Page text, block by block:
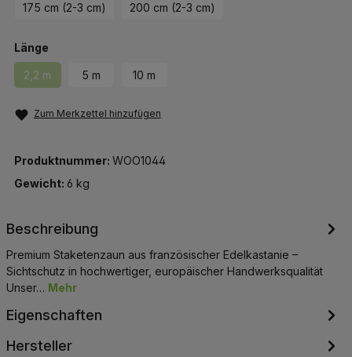
175 cm (2-3 cm) 200 cm (2-3 cm)
Längeauswählen
2,2 m(Diese Option ist zurzeit nicht verfügbar.)
5 m 10 m
Zum Merkzettel hinzufügen
Produktnummer: WOO1044
Gewicht: 6 kg
Beschreibung
Premium Staketenzaun aus französischer Edelkastanie –
Sichtschutz in hochwertiger, europäischer Handwerksqualität
Unser… Mehr
Eigenschaften
Hersteller